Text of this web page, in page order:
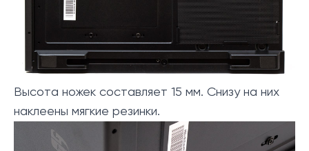
Высота ножек составляет 15 мм. Снизу на них
наклеены мягкие резинки.